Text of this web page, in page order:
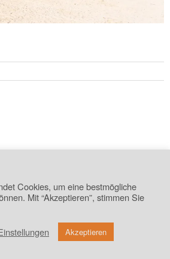
Cookies, um eine bestmögliche
Mit “Akzeptieren”, stimmen Sie
Akzeptieren